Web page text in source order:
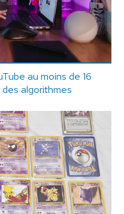
au moins de 16
algorithmes